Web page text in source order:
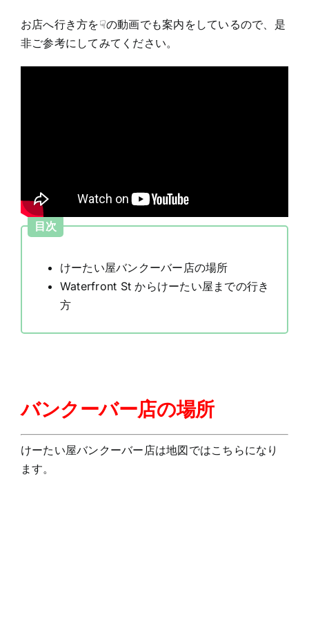
お店へ行き方を☟の動画でも案内をしているので、是
非ご参考にしてみてください。
目次
けーたい屋バンクーバー店の場所
Waterfront St からけーたい屋までの行き
方
バンクーバー店の場所
けーたい屋バンクーバー店は地図ではこちらになり
ます。